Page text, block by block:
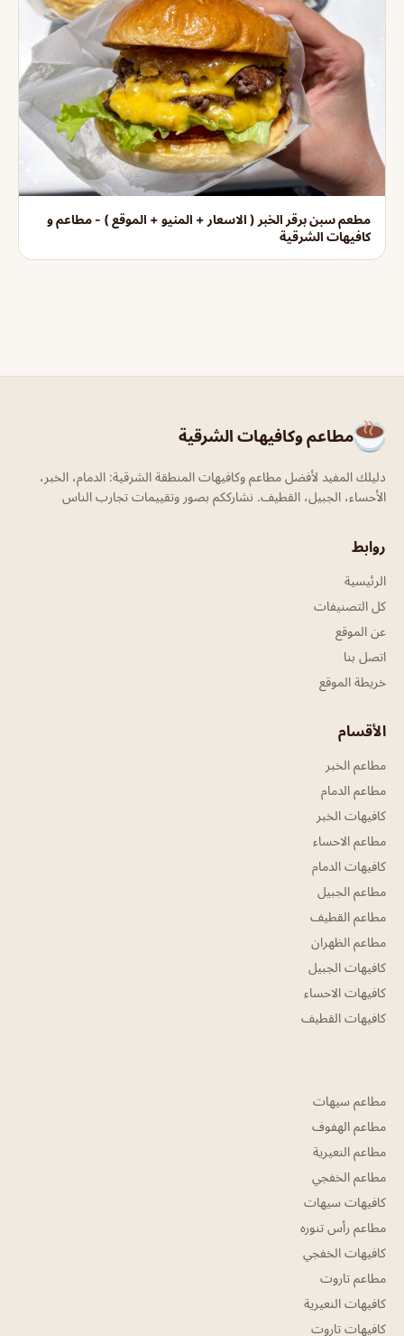
مطعم سبن برقر الخبر ( الاسعار + المنيو + الموقع ) - مطاعم و
كافيهات الشرقية
مطاعم وكافيهات الشرقية
دليلك المفيد لأفضل مطاعم وكافيهات المنطقة الشرقية: الدمام، الخبر،
الأحساء، الجبيل، القطيف. نشارككم بصور وتقييمات تجارب الناس
روابط
الرئيسية
كل التصنيفات
عن الموقع
اتصل بنا
خريطة الموقع
الأقسام
مطاعم الخبر
مطاعم الدمام
كافيهات الخبر
مطاعم الاحساء
كافيهات الدمام
مطاعم الجبيل
مطاعم القطيف
مطاعم الظهران
كافيهات الجبيل
كافيهات الاحساء
كافيهات القطيف
مطاعم سيهات
مطاعم الهفوف
مطاعم النعيرية
مطاعم الخفجي
كافيهات سيهات
مطاعم رأس تنوره
كافيهات الخفجي
مطاعم تاروت
كافيهات النعيرية
كافيهات تاروت